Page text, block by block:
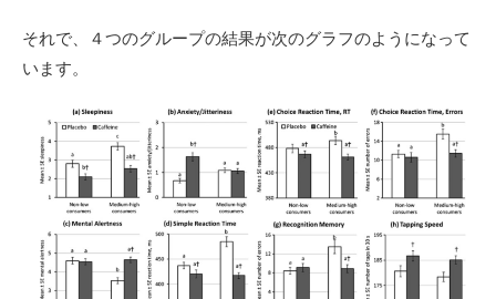
それで、４つのグループの結果が次のグラフのようになって
います。